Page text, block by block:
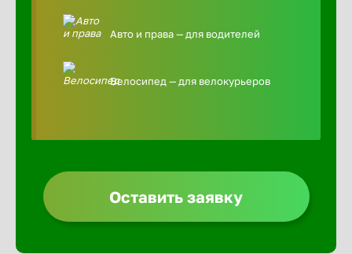
Авто и права — для водителей
Велосипед — для велокурьеров
Оставить заявку